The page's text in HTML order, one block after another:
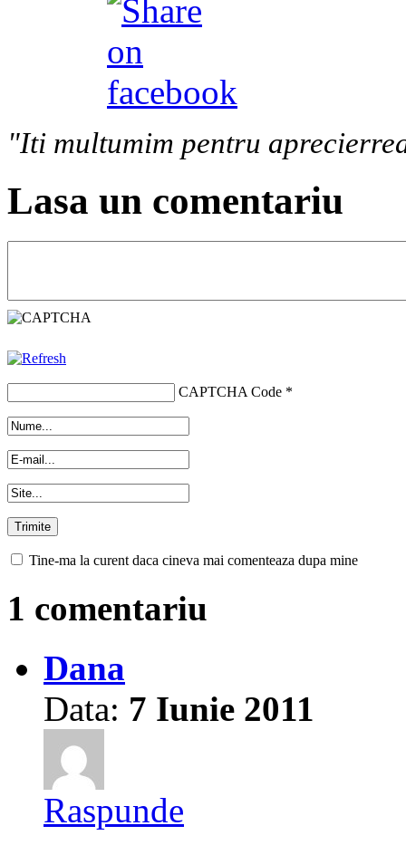
"Iti multumim pentru
Lasa un comentariu
CAPTCHA Code *
Tine-ma la curent daca cineva mai comenteaza dupa mine
1 comentariu
Dana
Data: 7 Iunie 2011
Raspunde